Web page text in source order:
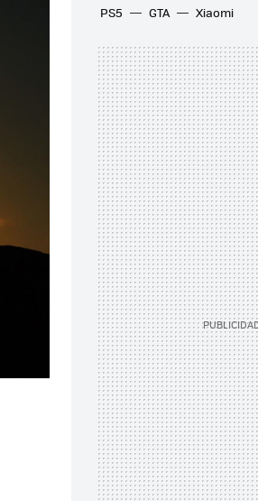
PS5
GTA Xiaomi